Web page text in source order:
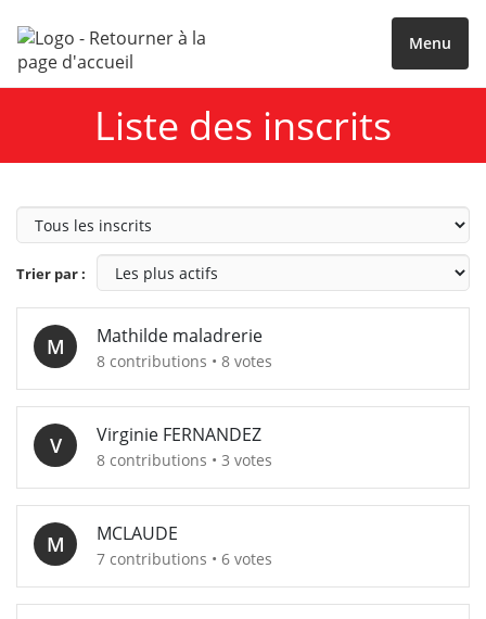
Menu
Liste des inscrits
Type
Trier par :
M Mathilde maladrerie
8 contributions • 8 votes
V Virginie FERNANDEZ
8 contributions • 3 votes
M MCLAUDE
7 contributions • 6 votes